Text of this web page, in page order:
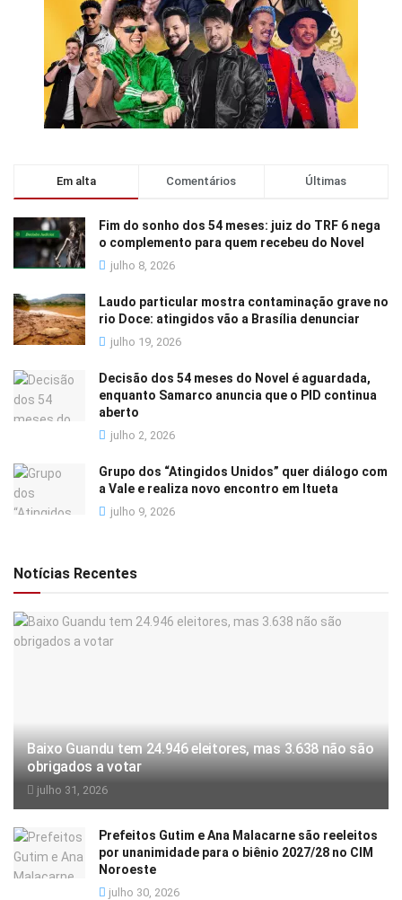
Em alta Comentários Últimas
Fim do sonho dos 54 meses: juiz do TRF 6 nega
o complemento para quem recebeu do Novel
julho 8, 2026
Laudo particular mostra contaminação grave no
rio Doce: atingidos vão a Brasília denunciar
julho 19, 2026
Decisão dos 54 meses do Novel é aguardada,
enquanto Samarco anuncia que o PID continua
aberto
julho 2, 2026
Grupo dos “Atingidos Unidos” quer diálogo com
a Vale e realiza novo encontro em Itueta
julho 9, 2026
Notícias Recentes
Baixo Guandu tem 24.946 eleitores, mas 3.638 não são
obrigados a votar
julho 31, 2026
Prefeitos Gutim e Ana Malacarne são reeleitos
por unanimidade para o biênio 2027/28 no CIM
Noroeste
julho 30, 2026